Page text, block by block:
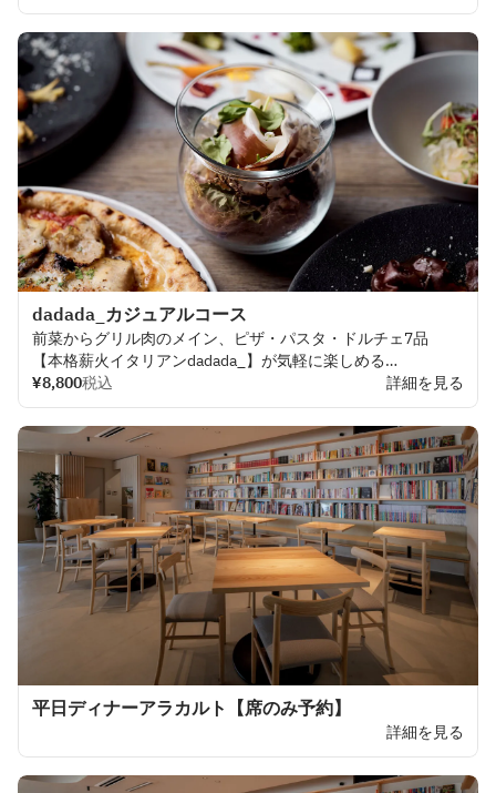
dadada_カジュアルコース
前菜からグリル肉のメイン、 ピザ ・ パスタ ・ ドルチェ7品
【本格薪火イタリアンdadada _】 が気軽に楽しめる
コースです。
¥8,800税込 詳細を見る
平日ディナーアラカルト【席のみ予約】
詳細を見る